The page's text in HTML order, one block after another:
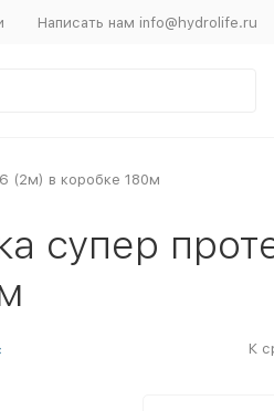
Написать нам info@hydrolife.ru
(2м) в коробке 180м
супер
К